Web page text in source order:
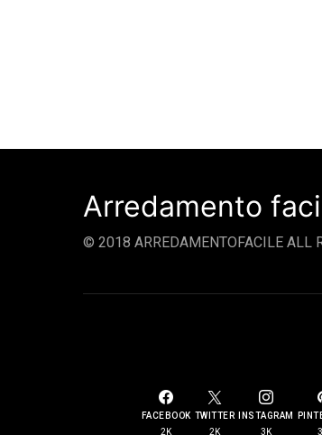
Arredamento
© 2018 ARREDAMENTOFACILE ALL
FACEBOOK
2K
TWITTER
2K
INSTAGRAM
3K